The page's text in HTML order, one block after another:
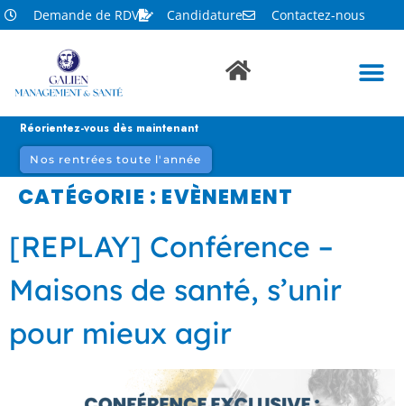
Demande de RDV Candidature Contactez-nous
Réorientez-vous dès maintenant
Nos rentrées toute l'année
CATÉGORIE : EVÈNEMENT
[REPLAY] Conférence –
Maisons de santé, s’unir
pour mieux agir